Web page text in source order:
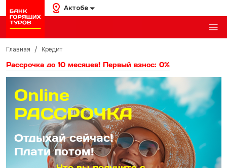
Актобе
Главная / Кредит
Рассрочка до 10 месяцев! Первый взнос: 0%
Online
РАССРОЧКА
Отдыхай сейчас!
Плати потом!